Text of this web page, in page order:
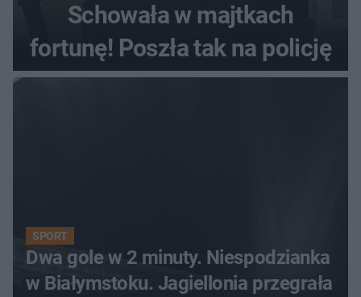
Schowała w majtkach
fortunę! Poszła tak na policję
SPORT
Dwa gole w 2 minuty. Niespodzianka
w Białymstoku. Jagiellonia przegrała